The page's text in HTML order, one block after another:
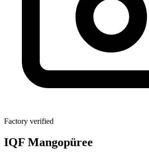
Factory verified
IQF Mangopüree